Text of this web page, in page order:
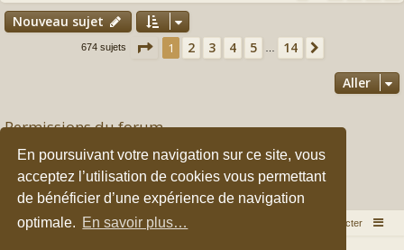
En poursuivant votre navigation sur ce site, vous
acceptez l’utilisation de cookies vous permettant
de bénéficier d’une expérience de navigation
optimale. En savoir plus…
Nouveau sujet
674 sujets Page 1sur 14
1 2 3 4 5 … 14
Aller
Permissions du forum
Vous ne pouvez pas
publier de nouveaux sujets dans ce forum
Vousne pouvez pasrépondre aux sujets dans ce forum
Vousne pouvez pasmodifier vos messages dans ce forum
ne pouvez pas
supprimer vos messages dans ce forum
Vousne pouvez pastransférer de pièces jointes dans ce forum
Accueil du forum Nous contacter